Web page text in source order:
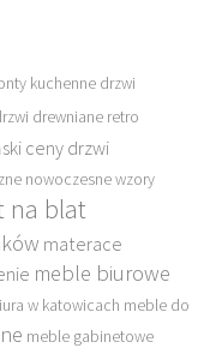
kuchenne drzwi
drewniane retro
ceny drzwi
nowoczesne wzory
na blat
materace
meble biurowe
w katowicach meble do
meble gabinetowe